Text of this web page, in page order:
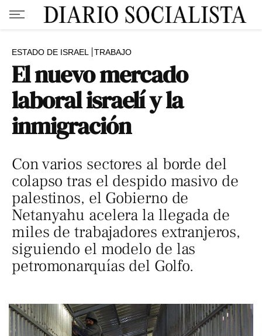
ESTADO DE ISRAEL TRABAJO
El nuevo mercado
laboral israelí y la
inmigración
Con varios sectores al borde del
colapso tras el despido masivo de
palestinos, el Gobierno de
Netanyahu acelera la llegada de
miles de trabajadores extranjeros,
siguiendo el modelo de las
petromonarquías del Golfo.